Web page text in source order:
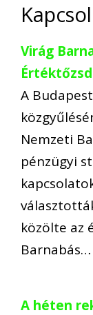
Virág
A
Nemzeti
pénzügyi
közölte az
Barnabás…
A héten